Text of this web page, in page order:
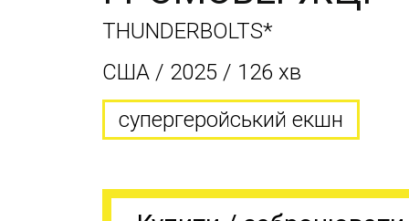
THUNDERBOLTS*
CША / 2025 / 126 хв
супергеройський екшн